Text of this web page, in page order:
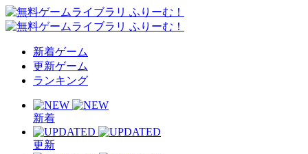
新着ゲーム
更新ゲーム
ランキング
新着
更新